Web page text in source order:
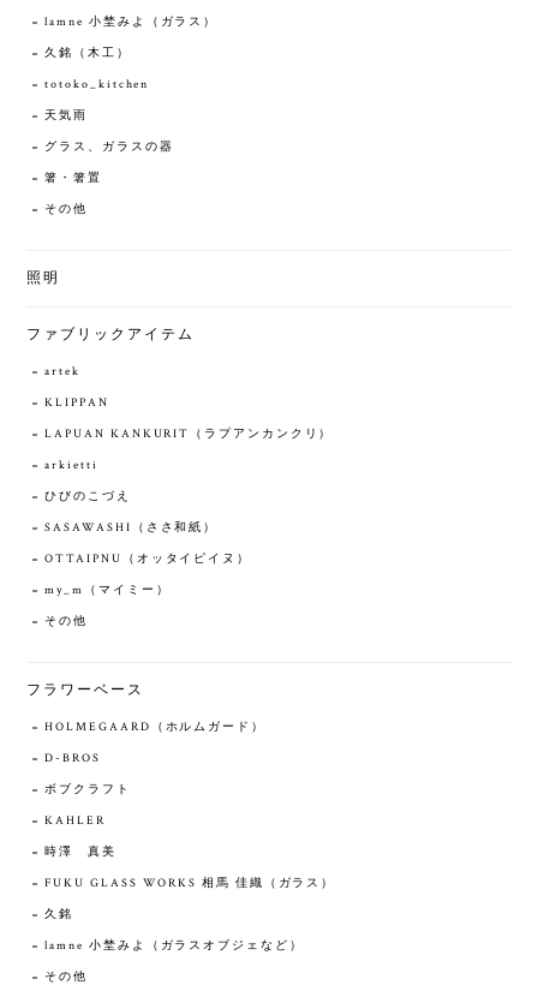
lamne 小埜みよ（ガラス）
久銘（木工）
totoko_kitchen
天気雨
グラス、ガラスの器
箸・箸置
その他
照明
ファブリックアイテム
artek
KLIPPAN
LAPUAN KANKURIT（ラプアンカンクリ）
arkietti
ひびのこづえ
SASAWASHI（ささ和紙）
OTTAIPNU（オッタイピイヌ）
my_m（マイミー）
その他
フラワーベース
HOLMEGAARD（ホルムガード）
D-BROS
ボブクラフト
KAHLER
時澤 真美
FUKU GLASS WORKS 相馬 佳織（ガラス）
久銘
lamne 小埜みよ（ガラスオブジェなど）
その他